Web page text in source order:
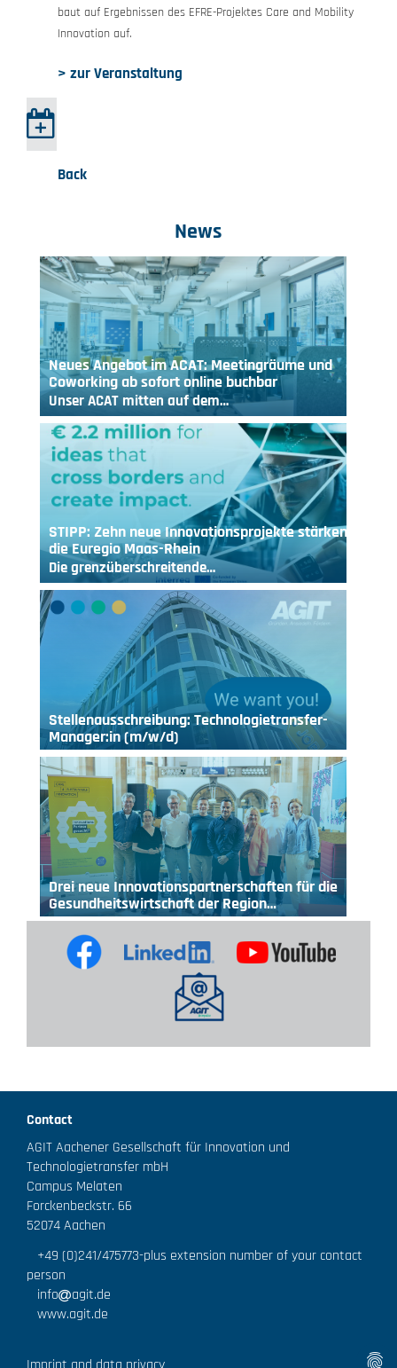
baut auf Ergebnissen des EFRE-Projektes Care and Mobility
Innovation auf.
> zur Veranstaltung
Back
News
Neues Angebot im ACAT: Meetingräume und
Coworking ab sofort online buchbar
Unser ACAT mitten auf dem…
STIPP: Zehn neue Innovationsprojekte stärken
die Euregio Maas-Rhein
Die grenzüberschreitende…
Stellenausschreibung: Technologietransfer-
Manager:in (m/w/d)
Drei neue Innovationspartnerschaften für die
Gesundheitswirtschaft der Region…
Contact
AGIT Aachener Gesellschaft für Innovation und
Technologietransfer mbH
Campus Melaten
Forckenbeckstr. 66
52074 Aachen
+49 (0)241/475773-plus extension number of your contact
person
info
agit.de
www.agit.de